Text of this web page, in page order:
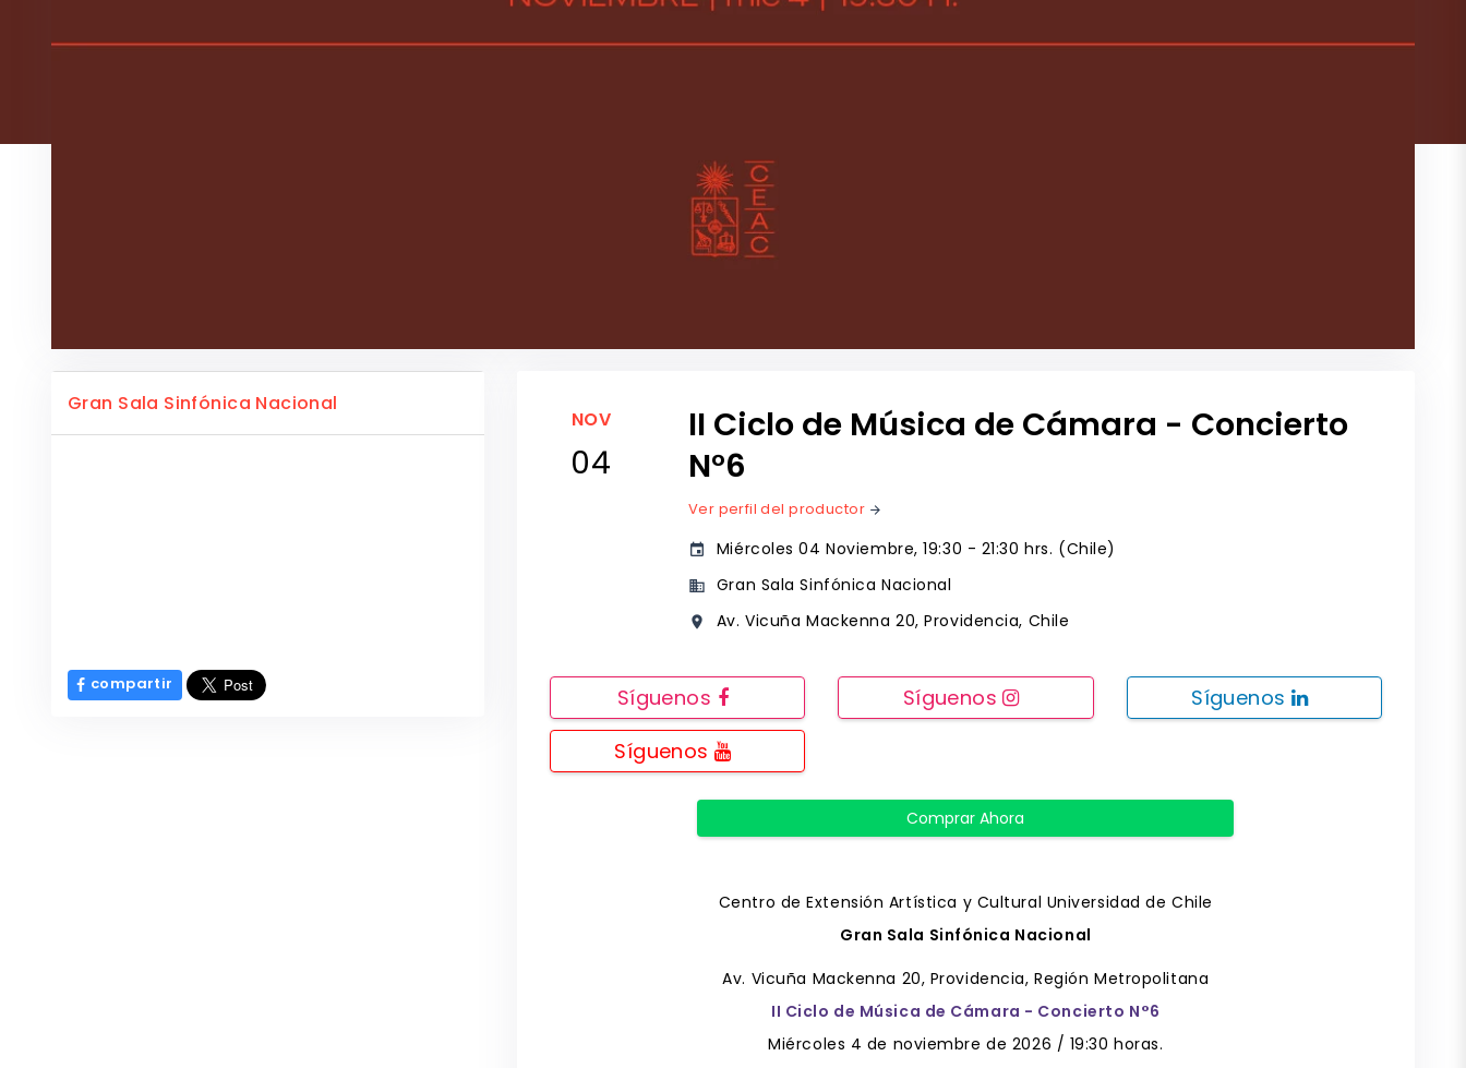
Gran Sala Sinfónica Nacional
compartir
NOV
04
II Ciclo de Música de Cámara - Concierto
N°6
Ver perfil del productor arrow_forward
event Miércoles 04 Noviembre, 19:30 - 21:30 hrs. (Chile)
business Gran Sala Sinfónica Nacional
place Av. Vicuña Mackenna 20, Providencia, Chile
Síguenos Síguenos
Síguenos
Síguenos
Comprar Ahora
Centro de Extensión Artística y Cultural Universidad de Chile
Gran Sala Sinfónica Nacional
Av. Vicuña Mackenna 20, Providencia, Región Metropolitana
II Ciclo de Música de Cámara - Concierto N°6
Miércoles 4 de noviembre de 2026 / 19:30 horas.